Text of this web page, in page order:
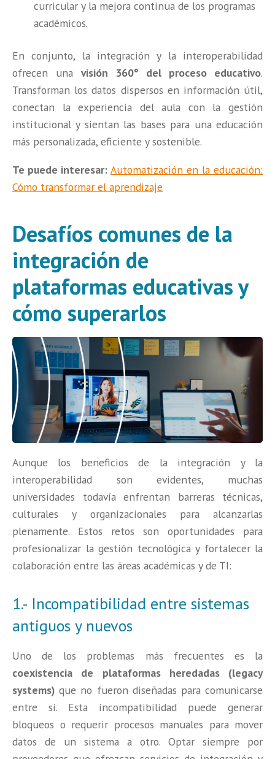
curricular y la mejora continua de los programas
académicos.
En conjunto, la integración y la interoperabilidad
ofrecen una visión 360° del proceso educativo.
Transforman los datos dispersos en información útil,
conectan la experiencia del aula con la gestión
institucional y sientan las bases para una educación
más personalizada, eficiente y sostenible.
Te puede interesar: Automatización en la educación:
Cómo transformar el aprendizaje
Desafíos comunes de la
integración de
plataformas educativas y
cómo superarlos
Aunque los beneficios de la integración y la
interoperabilidad son evidentes, muchas
universidades todavía enfrentan barreras técnicas,
culturales y organizacionales para alcanzarlas
plenamente. Estos retos son oportunidades para
profesionalizar la gestión tecnológica y fortalecer la
colaboración entre las áreas académicas y de TI:
1.- Incompatibilidad entre sistemas
antiguos y nuevos
Uno de los problemas más frecuentes es la
coexistencia de plataformas heredadas (legacy
systems) que no fueron diseñadas para comunicarse
entre sí. Esta incompatibilidad puede generar
bloqueos o requerir procesos manuales para mover
datos de un sistema a otro. Optar siempre por